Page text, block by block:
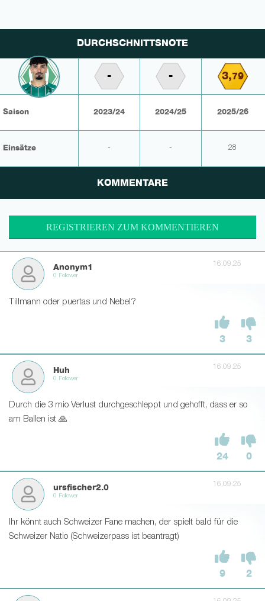
DURCHSCHNITTSNOTE
- - 3,79
Saison 2023/24 2024/25 2025/26
Einsätze - - 28
KOMMENTARE
REGISTRIEREN ZUM KOMMENTIEREN
Anonym1
0 Follower
16.09.25
Tillmann oder puertas und Nebel?
3 3
Huh
0 Follower
16.09.25
Durch die 3 mio Verlust durchgeschleppt und gehofft, dass er so
am Ballen ist 🙏
24 0
ursfischer2.0
0 Follower
16.09.25
Ihr könnt auch Schweizer Fane machen, der spielt bald für die
Schweizer Natio (Schweizerpass ist beantragt)
9 2